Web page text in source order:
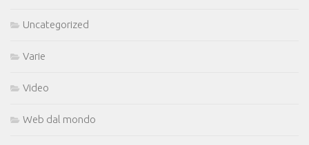
Uncategorized
Varie
Video
Web dal mondo